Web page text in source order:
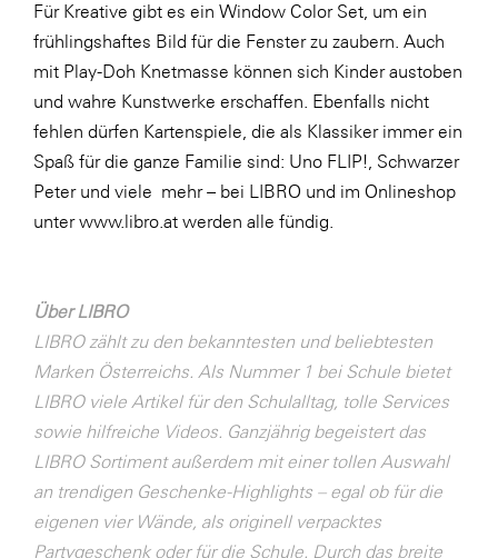
sebamed
SeneCura
SERVICE&MORE
SKINUANCE®
Somfy
Sony DADC
Trend Micro
TAG GmbH
VALETTA
Verband Druck Medien Österreich
Wirtschaftskammer Salzburg
WKS Fachgruppe Fahrzeughandel und
Für Kreative gibt es ein Window Color Set, um ein
frühlingshaftes Bild für die Fenster zu zaubern. Auch
mit Play-Doh Knetmasse können sich Kinder austoben
und wahre Kunstwerke erschaffen. Ebenfalls nicht
fehlen dürfen Kartenspiele, die als Klassiker immer ein
Spaß für die ganze Familie sind: Uno FLIP!, Schwarzer
Peter und viele mehr – bei LIBRO und im Onlineshop
unterwww.libro.at werden alle fündig.
Über LIBRO
LIBRO zählt zu den bekanntesten und beliebtesten
Marken Österreichs. Als Nummer 1 bei Schule bietet
LIBRO viele Artikel für den Schulalltag, tolle Services
sowie hilfreiche Videos. Ganzjährig begeistert das
LIBRO Sortiment außerdem mit einer tollen Auswahl
an trendigen Geschenke-Highlights – egal ob für die
eigenen vier Wände, als originell verpacktes
Partygeschenk oder für die Schule. Durch das breite